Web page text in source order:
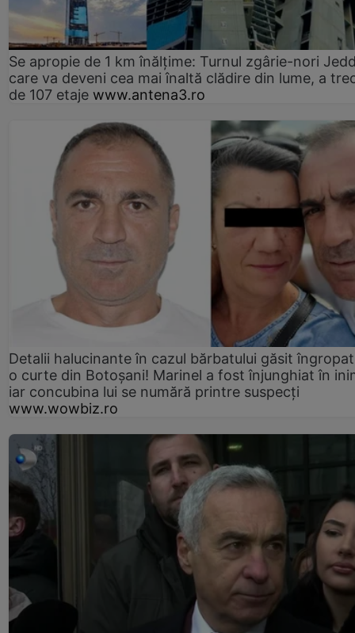
Se apropie de 1 km înălțime: Turnul zgârie-nori
care va deveni cea mai înaltă clădire din lume, a
de 107 etaje www.antena3.ro
Detalii halucinante în cazul bărbatului găsit
o curte din Botoșani! Marinel a fost înjunghiat în
iar concubina lui se numără printre suspecți
www.wowbiz.ro